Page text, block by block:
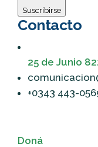
Suscribirse
Contacto
25 de Junio
+0343 443-
Doná